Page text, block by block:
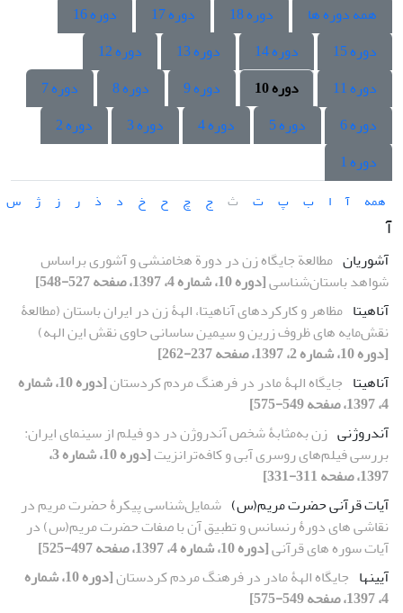
همه دوره ها دوره 18 دوره 17
دوره 16
دوره 15
دوره 14 دوره 13
دوره 12
دوره 11
دوره 10 دوره 9 دوره 8
دوره 7
دوره 6
دوره 5 دوره 4 دوره 3
دوره 2
دوره 1
همه آ ا ب پ ت ث ج چ ح خ د ذ ر ز ژ س
آ
آشوریان مطالعة جایگاه زن در دورة هخامنشی و آشوری براساس
شواهد باستان‌شناسی[دوره 10، شماره 4، 1397، صفحه 527-548]
آناهیتا مظاهر و کارکردهای آناهیتا، الهۀ زن در ایران باستان (مطالعۀ
نقش‌مایه‏ های ظروف زرین و سیمین ساسانی حاوی نقش این الهه)
[دوره 10، شماره 2، 1397، صفحه 237-262]
آناهیتا جایگاه الهۀ مادر در فرهنگ مردم کردستان
[دوره 10، شماره
4، 1397، صفحه 549-575]
آندروژنی زن به‌مثابۀ شخص آندروژن در دو فیلم از سینمای ایران:
بررسی فیلم‌های روسری آبی و کافه‌ترانزیت
[دوره 10، شماره 3،
1397، صفحه 311-331]
آیات قرآنی حضرت مریم(س) شمایل‌شناسی پیکرۀ حضرت مریم در
نقاشی‏ های دورۀ رنسانس و تطبیق آن با صفات حضرت مریم(س) در
آیات سوره‏ های قرآنی[دوره 10، شماره 4، 1397، صفحه 497-525]
آیین‏ها جایگاه الهۀ مادر در فرهنگ مردم کردستان
[دوره 10، شماره
4، 1397، صفحه 549-575]